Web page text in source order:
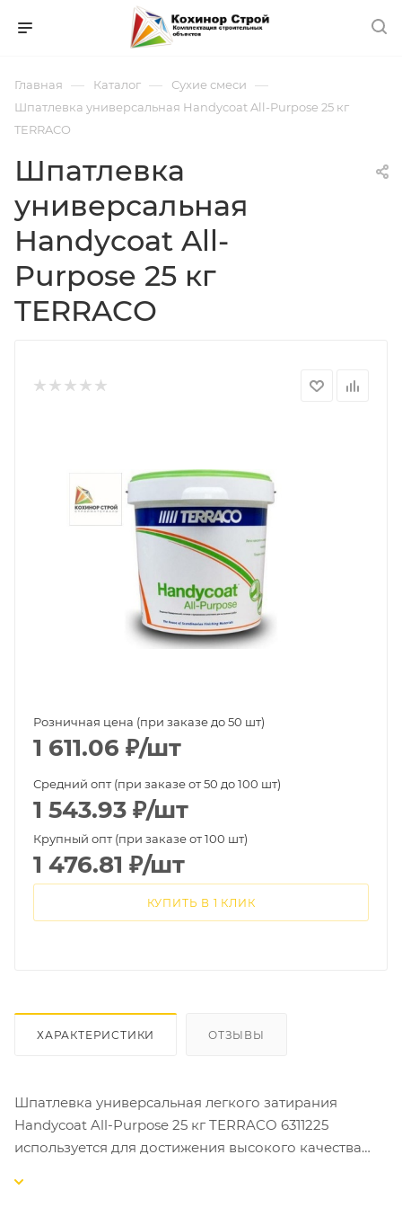
Главная — Каталог — Сухие смеси —
Шпатлевка универсальная Handycoat All-Purpose 25 кг
TERRACO
Шпатлевка
универсальная
Handycoat All-
Purpose 25 кг
TERRACO
Розничная цена (при заказе до 50 шт)
1 611.06 ₽/шт
Средний опт (при заказе от 50 до 100 шт)
1 543.93 ₽/шт
Крупный опт (при заказе от 100 шт)
1 476.81 ₽/шт
КУПИТЬ В 1 КЛИК
ХАРАКТЕРИСТИКИ ОТЗЫВЫ
Шпатлевка универсальная легкого затирания
Handycoat All-Purpose 25 кг TERRACO 6311225
используется для достижения высокого качества